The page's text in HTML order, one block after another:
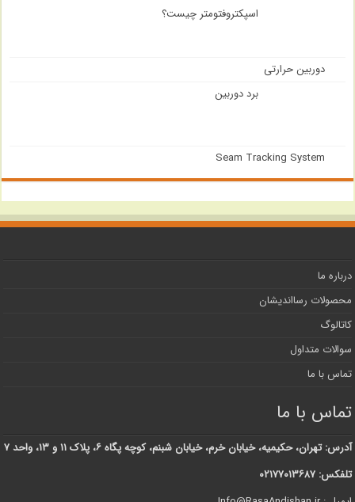
اسپکتروفتومتر چیست؟
دوربین حرارتی
برد دوربین
Seam Tracking System
درباره ما
محصولات رسااندیشان
کاتالوگ
سوالات متداول
تماس با ما
تماس با ما
آدرس: تهران، حکیمیه، خیابان خرم، خیابان شبنم، کوچه پگاه ۶، پلاک ۱۱ و ۱۳، واحد ۷
تلفکس: ۰۲۱۷۷۰۱۳۶۸۷